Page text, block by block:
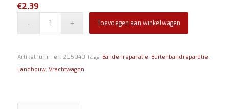
€2.39
Toevoegen aan winkelwagen
Artikelnummer: 205040 Tags: Bandenreparatie, Buitenbandreparatie,
Landbouw, Vrachtwagen